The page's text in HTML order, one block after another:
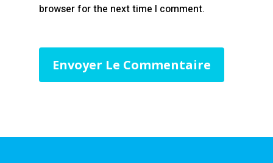
browser for the next time I comment.